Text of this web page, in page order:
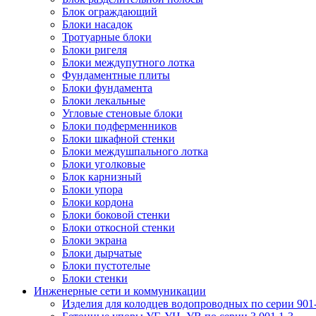
Блок ограждающий
Блоки насадок
Тротуарные блоки
Блоки ригеля
Блоки междупутного лотка
Фундаментные плиты
Блоки фундамента
Блоки лекальные
Угловые стеновые блоки
Блоки подферменников
Блоки шкафной стенки
Блоки междушпального лотка
Блоки уголковые
Блок карнизный
Блоки упора
Блоки кордона
Блоки боковой стенки
Блоки откосной стенки
Блоки экрана
Блоки дырчатые
Блоки пустотелые
Блоки стенки
Инженерные сети и коммуникации
Изделия для колодцев водопроводных по серии